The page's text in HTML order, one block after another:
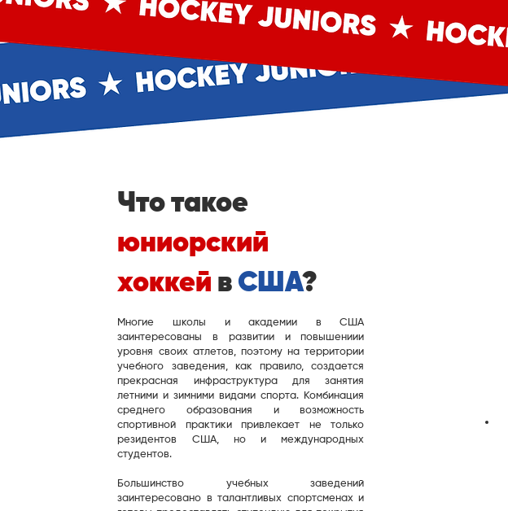
​Что такое
юниорский
хоккей в США?
Многие школы и академии в США
заинтересованы в развитии и повышениии
уровня своих атлетов, поэтому на территории
учебного заведения, как правило, создается
прекрасная инфраструктура для занятия
летними и зимними видами спорта. Комбинация
среднего образования и возможность
спортивной практики привлекает не только
резидентов США, но и международных
студентов.
Большинство учебных заведений
заинтересовано в талантливых спортсменах и